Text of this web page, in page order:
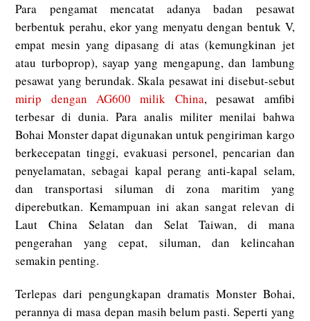
Para pengamat mencatat adanya badan pesawat
berbentuk perahu, ekor yang menyatu dengan bentuk V,
empat mesin yang dipasang di atas (kemungkinan jet
atau turboprop), sayap yang mengapung, dan lambung
pesawat yang berundak. Skala pesawat ini disebut-sebut
mirip dengan AG600 milik China, pesawat amfibi
terbesar di dunia. Para analis militer menilai bahwa
Bohai Monster dapat digunakan untuk pengiriman kargo
berkecepatan tinggi, evakuasi personel, pencarian dan
penyelamatan, sebagai kapal perang anti-kapal selam,
dan transportasi siluman di zona maritim yang
diperebutkan. Kemampuan ini akan sangat relevan di
Laut China Selatan dan Selat Taiwan, di mana
pengerahan yang cepat, siluman, dan kelincahan
semakin penting.
Terlepas dari pengungkapan dramatis Monster Bohai,
perannya di masa depan masih belum pasti. Seperti yang